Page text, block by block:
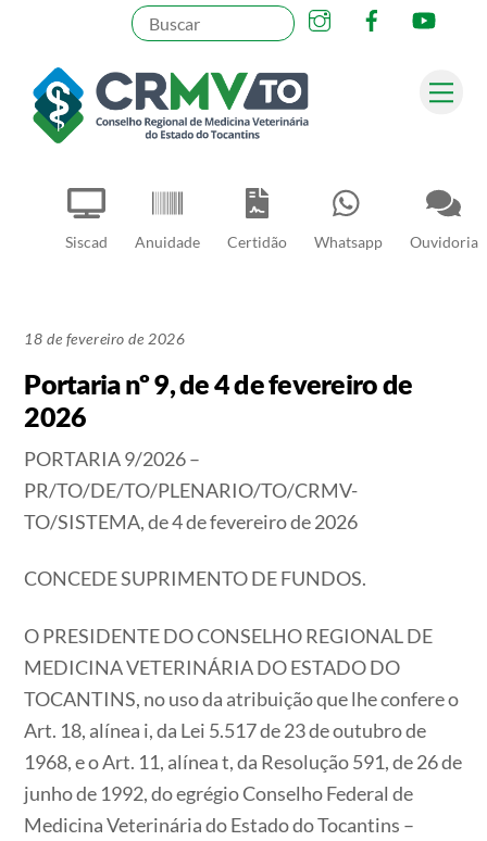
content
Siscad Anuidade Certidão Whatsapp Ouvidoria
InstagramFacebook
Pesquisar
18 de fevereiro de 2026
Portaria nº 9, de 4 de fevereiro de
2026
PORTARIA 9/2026 –
PR/TO/DE/TO/PLENARIO/TO/CRMV-
TO/SISTEMA, de 4 de fevereiro de 2026
CONCEDE SUPRIMENTO DE FUNDOS.
O PRESIDENTE DO CONSELHO REGIONAL DE
MEDICINA VETERINÁRIA DO ESTADO DO
TOCANTINS, no uso da atribuição que lhe confere o
Art. 18, alínea i, da Lei 5.517 de 23 de outubro de
1968, e o Art. 11, alínea t, da Resolução 591, de 26 de
junho de 1992, do egrégio Conselho Federal de
Medicina Veterinária do Estado do Tocantins –